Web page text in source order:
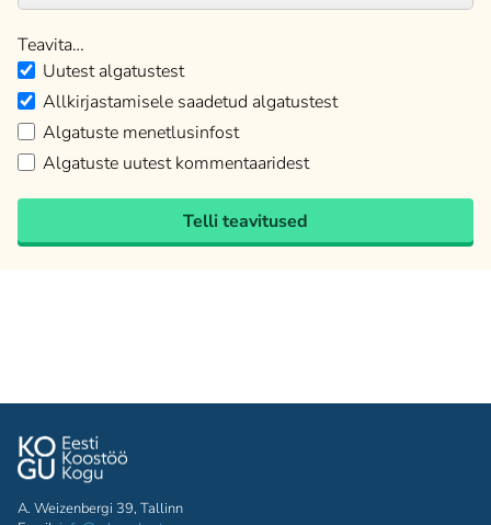
Teavita…
Uutest algatustest
Allkirjastamisele saadetud algatustest
Algatuste menetlusinfost
Algatuste uutest kommentaaridest
Telli teavitused
A. Weizenbergi 39, Tallinn